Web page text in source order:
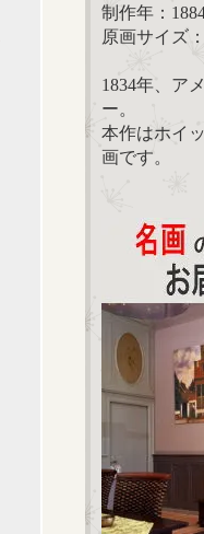
制作年：
原画サイズ
1834年、ア
ー。
本作はホイ
画です。